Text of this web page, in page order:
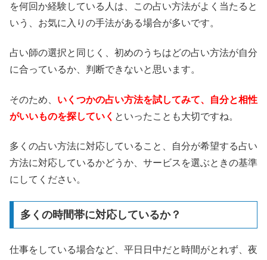
を何回か経験している人は、この占い方法がよく当たると
いう、お気に入りの手法がある場合が多いです。
占い師の選択と同じく、初めのうちはどの占い方法が自分
に合っているか、判断できないと思います。
そのため、 いくつかの占い方法を試してみて、自分と相性
がいいものを探していく といったことも大切ですね。
多くの占い方法に対応していること、自分が希望する占い
方法に対応しているかどうか、サービスを選ぶときの基準
にしてください。
多くの時間帯に対応しているか？
仕事をしている場合など、平日日中だと時間がとれず、夜